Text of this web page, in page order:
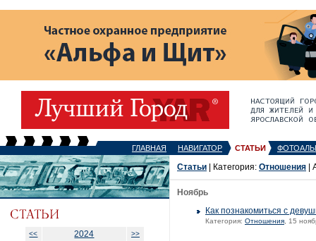
ГЛАВНАЯ НАВИГАТОР СТАТЬИ
<< 2024
>>
Статьи | Категория: Отношения |
Ноябрь
Как познакомиться с
Категория: Отношения , 15